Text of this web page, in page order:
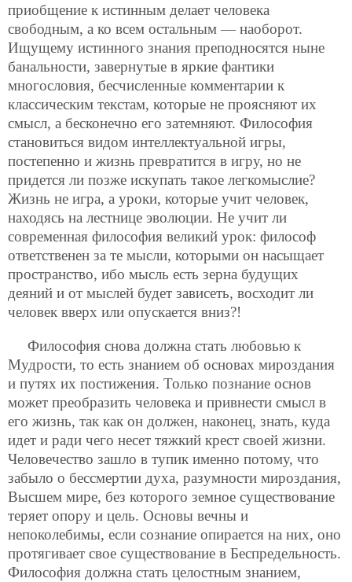
приобщение к истинным делает человека
свободным, а ко всем остальным — наоборот.
Ищущему истинного знания преподносятся ныне
банальности, завернутые в яркие фантики
многословия, бесчисленные комментарии к
классическим текстам, которые не проясняют их
смысл, а бесконечно его затемняют. Философия
становиться видом интеллектуальной игры,
постепенно и жизнь превратится в игру, но не
придется ли позже искупать такое легкомыслие?
Жизнь не игра, а уроки, которые учит человек,
находясь на лестнице эволюции. Не учит ли
современная философия великий урок: философ
ответственен за те мысли, которыми он насыщает
пространство, ибо мысль есть зерна будущих
деяний и от мыслей будет зависеть, восходит ли
человек вверх или опускается вниз?!
Философия снова должна стать любовью к
Мудрости, то есть знанием об основах мироздания
и путях их постижения. Только познание основ
может преобразить человека и привнести смысл в
его жизнь, так как он должен, наконец, знать, куда
идет и ради чего несет тяжкий крест своей жизни.
Человечество зашло в тупик именно потому, что
забыло о бессмертии духа, разумности мироздания,
Высшем мире, без которого земное существование
теряет опору и цель. Основы вечны и
непоколебимы, если сознание опирается на них, оно
протягивает свое существование в Беспредельность.
Философия должна стать целостным знанием,